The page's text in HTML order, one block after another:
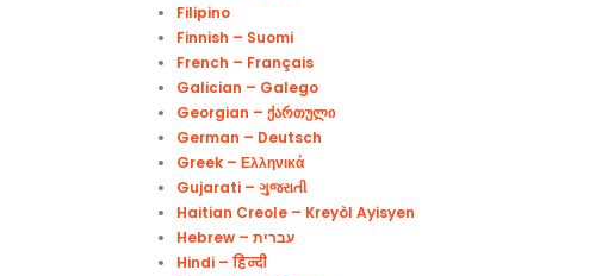
Filipino
Finnish – Suomi
French – Français
Galician – Galego
Georgian – Ქართული
German – Deutsch
Greek – Ελληνικά
Gujarati – ગુજરાતી
Haitian Creole – Kreyòl Ayisyen
Hindi – हिन्दी